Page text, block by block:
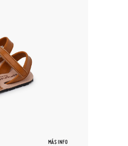
MÁS INFO